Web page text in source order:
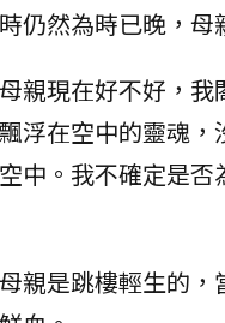
仍然為時已晚，母
親現在好不好，
浮在空中的靈魂
中。我不確定是
親是跳樓輕生的